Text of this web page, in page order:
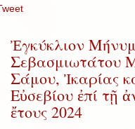
Ἐγκύκλιον
Σεβασμιωτάτου
Σάμου, Ἰκαρίας
Εὐσεβίου ἐπί τῇ
ἔτους 2024